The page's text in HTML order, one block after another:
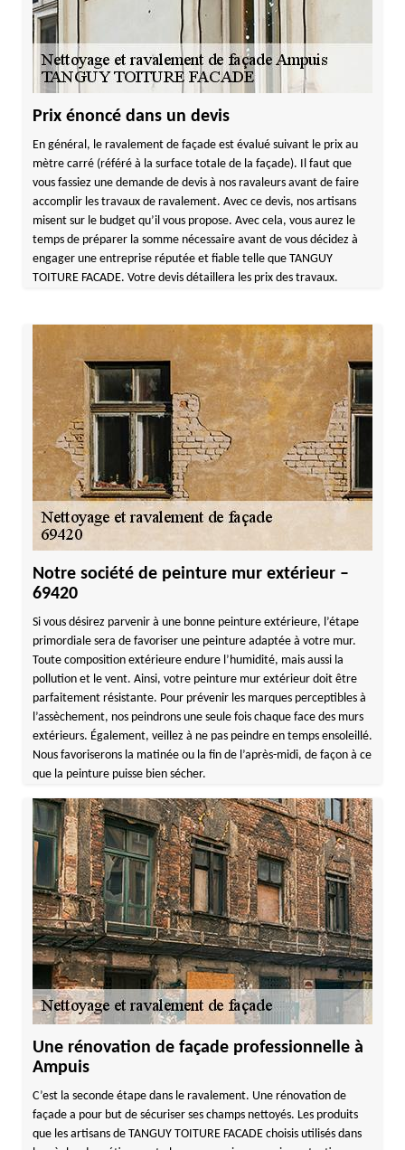
Prix énoncé dans un devis
En général, le ravalement de façade est évalué suivant le prix au
mètre carré (référé à la surface totale de la façade). Il faut que
vous fassiez une demande de devis à nos ravaleurs avant de faire
accomplir les travaux de ravalement. Avec ce devis, nos artisans
misent sur le budget qu’il vous propose. Avec cela, vous aurez le
temps de préparer la somme nécessaire avant de vous décidez à
engager une entreprise réputée et fiable telle que TANGUY
TOITURE FACADE. Votre devis détaillera les prix des travaux.
Notre société de peinture mur extérieur –
69420
Si vous désirez parvenir à une bonne peinture extérieure, l’étape
primordiale sera de favoriser une peinture adaptée à votre mur.
Toute composition extérieure endure l’humidité, mais aussi la
pollution et le vent. Ainsi, votre peinture mur extérieur doit être
parfaitement résistante. Pour prévenir les marques perceptibles à
l’assèchement, nos peindrons une seule fois chaque face des murs
extérieurs. Également, veillez à ne pas peindre en temps ensoleillé.
Nous favoriserons la matinée ou la fin de l’après-midi, de façon à ce
que la peinture puisse bien sécher.
Une rénovation de façade professionnelle à
Ampuis
C’est la seconde étape dans le ravalement. Une rénovation de
façade a pour but de sécuriser ses champs nettoyés. Les produits
que les artisans de TANGUY TOITURE FACADE choisis utilisés dans